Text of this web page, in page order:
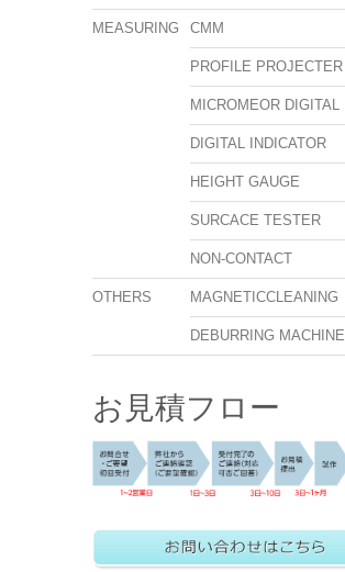
MEASURING CMM
PROFILE PROJECTER
MICROMEOR DIGITAL
DIGITAL INDICATOR
HEIGHT GAUGE
SURCACE TESTER
NON-CONTACT
OTHERS MAGNETICCLEANING
DEBURRING MACHINE
お見積フロー